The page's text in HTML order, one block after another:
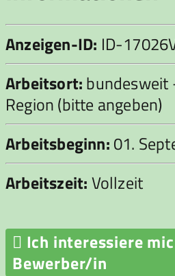
Anzeigen-ID: ID-
Arbeitsort:bundesweit
Region (bitte angeben)
Arbeitsbeginn:01.
Arbeitszeit:Vollzeit
 Ich interessiere
Bewerber/in